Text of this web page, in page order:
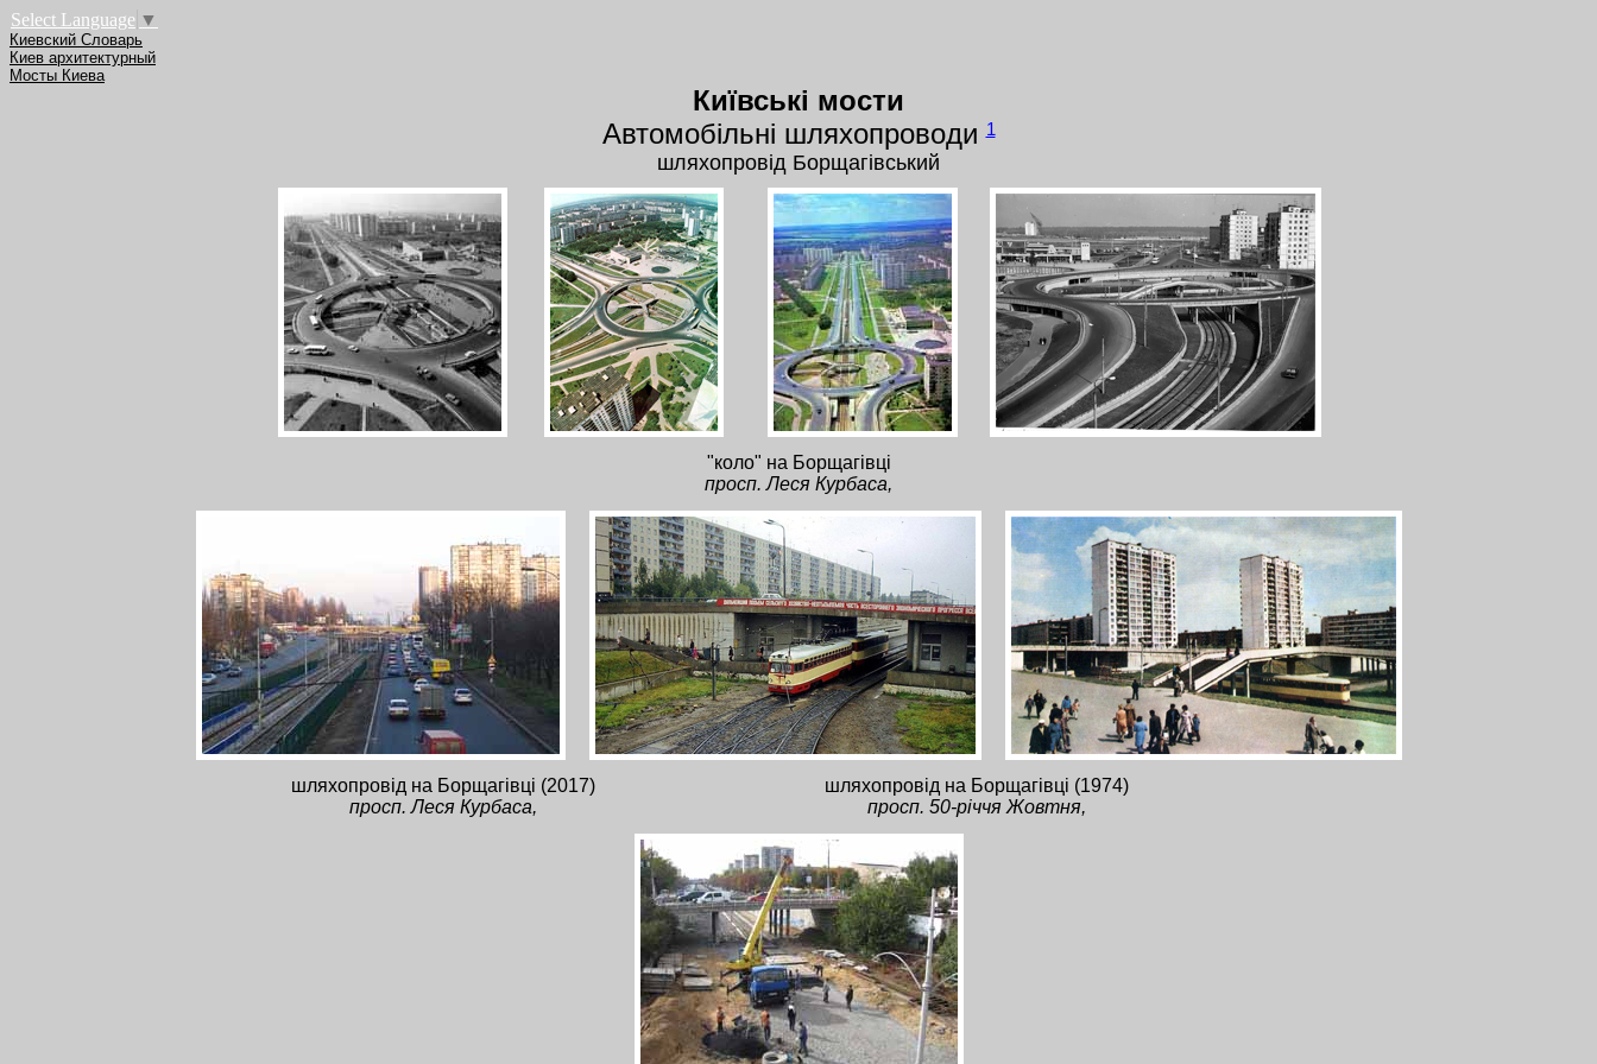
Select Language ▼
Киевский Словарь
Киев архитектурный
Мосты Киева
Київські мости
Автомобільні шляхопровoди1
шляхопровід Борщагівський
"коло" на Борщагівці
просп. Леся Курбаса,
шляхопровід на Борщагівці (2017)
просп. Леся Курбаса,
шляхопровід на Борщагівці (1974)
просп. 50-річчя Жовтня,